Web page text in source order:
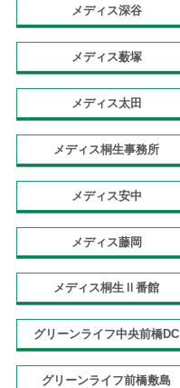
メディス深谷
メディス薮塚
メディス太田
メディス桐生事務所
メディス安中
メディス藤岡
メディス桐生Ⅱ番館
グリーンライフ中央前橋DC
グリーンライフ前橋敷島